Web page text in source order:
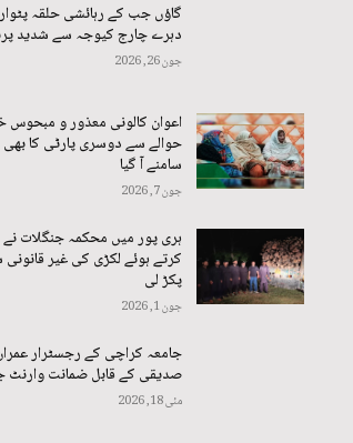
گاؤں جب کے رہائشی حلقہ
دہرے چارج کیوجہ سے شدید
جون 26, 2026
اعوان کالونی معذور و مبحوس
حوالے سے دوسری پارٹی کا
سامنے آ گیا
جون 7, 2026
ہری پور میں محکمہ جنگلات نے
کرتے ہوئے لکڑی کی غیر
پکڑ لی
جون 1, 2026
جامعہ کراچی کے رجسٹرار
صدیقی کے قابل ضمانت وارنٹ
مئی 18, 2026